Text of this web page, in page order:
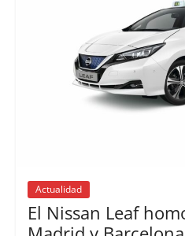
Actualidad
El Nissan Leaf